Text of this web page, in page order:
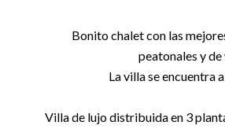
Bonito chalet con las
peatonales y
La villa se encuentra
Villa de lujo distribuida en 3